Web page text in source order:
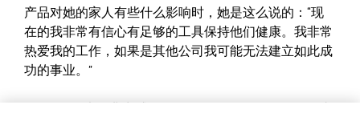
产品对她的家人有些什么影响时，她是这么说的：“现
在的我非常有信心有足够的工具保持他们健康。我非常
热爱我的工作，如果是其他公司我可能无法建立如此成
功的事业。”